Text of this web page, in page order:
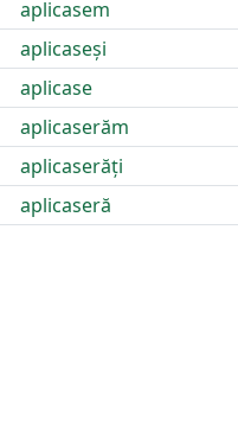
aplicasem
aplicaseși
aplicase
aplicaserăm
aplicaserăți
aplicaseră